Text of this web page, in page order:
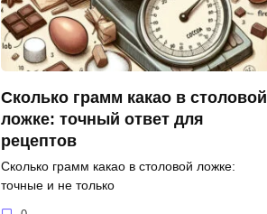
Сколько грамм какао в столовой
ложке: точный ответ для
рецептов
Сколько грамм какао в столовой ложке:
точные и не только